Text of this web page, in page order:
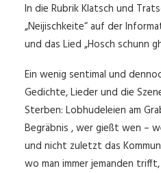
In die Rubrik Klatsch und
„Neijischkeite“ auf der
und das Lied „Hosch schunn
Ein wenig sentimal und
Gedichte, Lieder und die
Sterben: Lobhudeleien am
Begräbnis , wer gießt wen –
und nicht zuletzt das
wo man immer jemanden